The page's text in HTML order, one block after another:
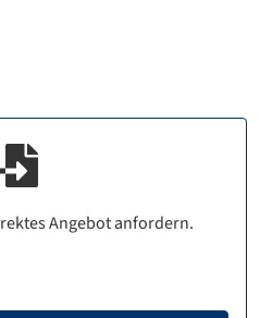
Angebot anfordern.